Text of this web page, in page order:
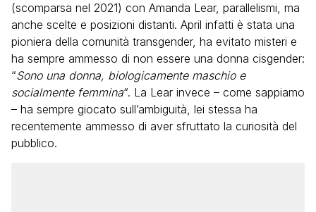
(scomparsa nel 2021) con Amanda Lear, parallelismi, ma
anche scelte e posizioni distanti. April infatti è stata una
pioniera della comunità transgender, ha evitato misteri e
ha sempre ammesso di non essere una donna cisgender:
“Sono una donna, biologicamente maschio e
socialmente femmina“. La Lear invece – come sappiamo
– ha sempre giocato sull’ambiguità, lei stessa ha
recentemente ammesso di aver sfruttato la curiosità del
pubblico.